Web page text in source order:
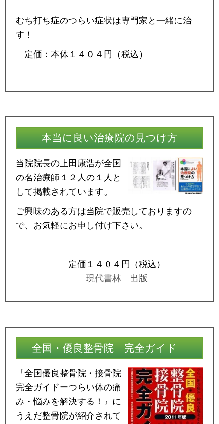
むち打ち症のつらい症状は専門家と一緒に治
す！
定価：本体１４０４円（税込）
本当に良い治療院の見つけ方
当院院長の上田康浩が全国
の名治療師１２人の１人と
して掲載されています。
ご興味のある方は当院で販売しておりますの
で、お気軽にお申し付け下さい。
定価１４０４円（税込）
現代書林 出版
全国・優良整骨院 完全ガイド
『全国優良整骨院・接骨院
完全ガイドーつらい体の痛
み・悩みを解決する！』に
うえだ整骨院が紹介されて